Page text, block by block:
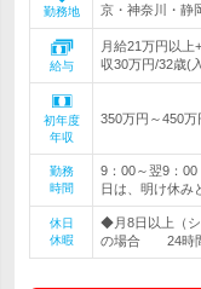
勤務地
京・神奈川・静
給与
月給21万円以上
収30万円/32歳(
初年度
年収
350万円～450万
勤務
時間
9：00～翌9：
日は、明け休み
休日
休暇
◆月8日以上（
の場合 24時間